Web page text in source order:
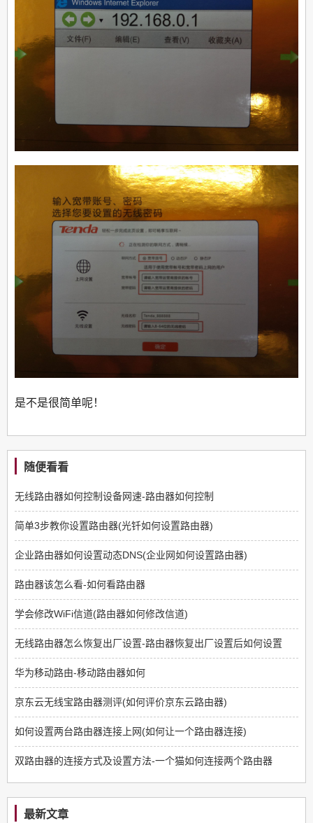
是不是很简单呢！
随便看看
无线路由器如何控制设备网速-路由器如何控制
简单3步教你设置路由器(光钎如何设置路由器)
企业路由器如何设置动态DNS(企业网如何设置路由器)
路由器该怎么看-如何看路由器
学会修改WiFi信道(路由器如何修改信道)
无线路由器怎么恢复出厂设置-路由器恢复出厂设置后如何设置
华为移动路由-移动路由器如何
京东云无线宝路由器测评(如何评价京东云路由器)
如何设置两台路由器连接上网(如何让一个路由器连接)
双路由器的连接方式及设置方法-一个猫如何连接两个路由器
最新文章